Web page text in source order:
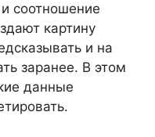
соотношение
картину
и на
заранее. В этом
данные